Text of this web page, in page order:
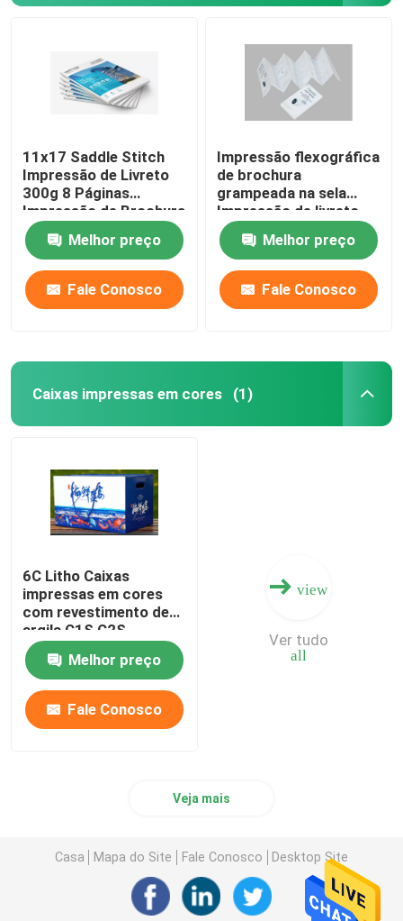
11x17 Saddle Stitch
Impressão de Livreto
300g 8 Páginas
Impressão de Brochura
Melhor preço
Fale Conosco
Impressão flexográfica
de brochura
grampeada na sela
Impressão de livreto
A7
Melhor preço
Fale Conosco
Caixas impressas em cores (1)
6C Litho Caixas
impressas em cores
com revestimento de
argila C1S C2S
Impressão de caixa em
cores Melhor preço
Fale Conosco
view
all
Ver tudo
Veja mais
Casa Mapa do Site Fale Conosco Desktop Site